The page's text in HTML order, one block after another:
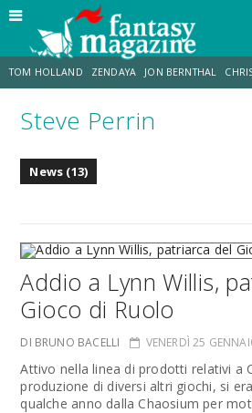
TOM HOLLAND ZENDAYA JON BERNTHAL
STRANIMONDI LUCCA COMICS & GAMES
Steve Perrin
News (13)
Addio a Lynn Willis,
Gioco di Ruolo
DI BRUNO BACELLI VENERDÌ 25
Attivo nella linea di prodotti relativi a
produzione di diversi altri giochi, si
qualche anno dalla Chaosium per